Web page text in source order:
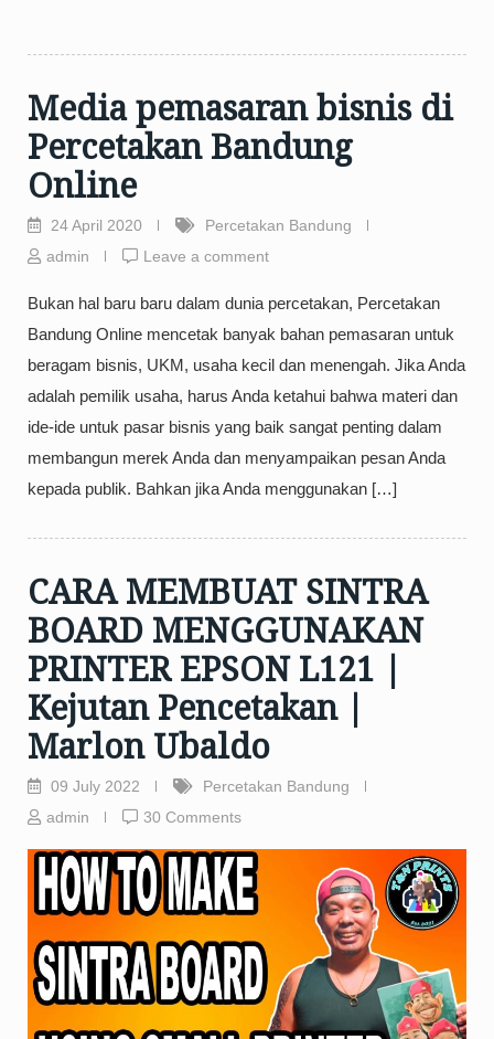
Media pemasaran bisnis di
Percetakan Bandung
Online
24 April 2020
Percetakan Bandung
admin
Leave a comment
Bukan hal baru baru dalam dunia percetakan, Percetakan
Bandung Online mencetak banyak bahan pemasaran untuk
beragam bisnis, UKM, usaha kecil dan menengah. Jika Anda
adalah pemilik usaha, harus Anda ketahui bahwa materi dan
ide-ide untuk pasar bisnis yang baik sangat penting dalam
membangun merek Anda dan menyampaikan pesan Anda
kepada publik. Bahkan jika Anda menggunakan […]
CARA MEMBUAT SINTRA
BOARD MENGGUNAKAN
PRINTER EPSON L121 |
Kejutan Pencetakan |
Marlon Ubaldo
09 July 2022
Percetakan Bandung
admin
30 Comments